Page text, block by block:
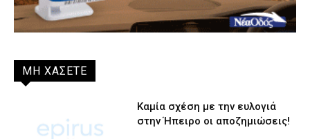
ΜΗ ΧΑΣΕΤΕ
Καμία σχέση με την ευλογιά
στην Ήπειρο οι αποζημιώσεις!